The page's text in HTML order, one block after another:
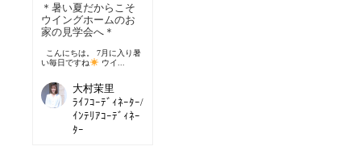
＊暑い夏だからこそ
ウイングホームのお
家の見学会へ＊
こんにちは。 7月に入り暑
い毎日ですね
ウイ...
大村茉里
ﾗｲﾌｺｰﾃﾞｨﾈｰﾀｰ/
ｲﾝﾃﾘｱｺｰﾃﾞｨﾈｰ
ﾀｰ